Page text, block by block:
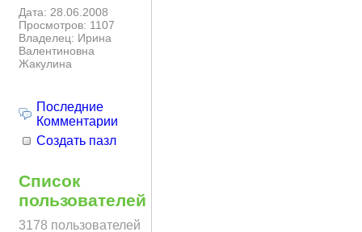
Дата: 28.06.2008
Просмотров: 1107
Владелец: Ирина
Валентиновна
Жакулина
Последние
Комментарии
Создать пазл
Список
пользователей
3178 пользователей